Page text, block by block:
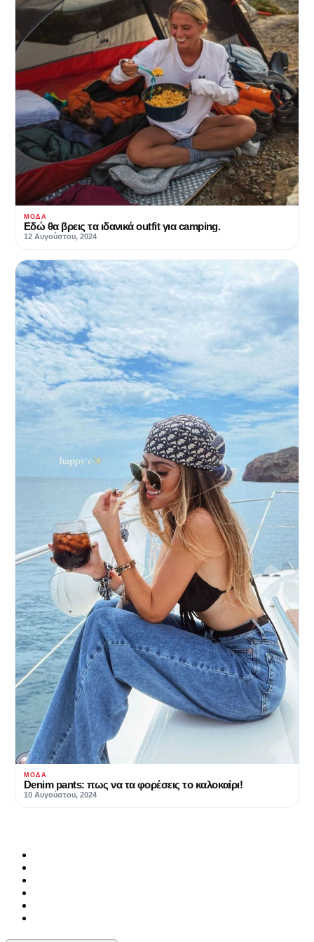
ΜΌΔΑ
Εδώ θα βρεις τα ιδανικά outfit για camping.
12 Αυγούστου, 2024
ΜΌΔΑ
Denim pants: πως να τα φορέσεις το καλοκαίρι!
10 Αυγούστου, 2024